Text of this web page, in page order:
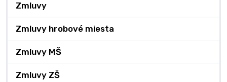
Zmluvy
Zmluvy hrobové miesta
Zmluvy MŠ
Zmluvy ZŠ